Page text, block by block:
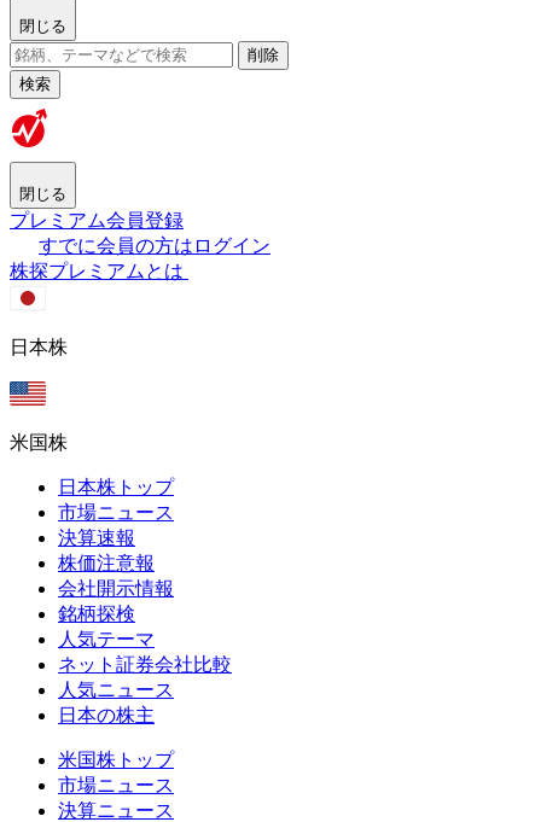
閉じる
削除
検索
閉じる
プレミアム会員登録
すでに会員の方はログイン
株探プレミアムとは
日本株
米国株
日本株トップ
市場ニュース
決算速報
株価注意報
会社開示情報
銘柄探検
人気テーマ
ネット証券会社比較
人気ニュース
日本の株主
米国株トップ
市場ニュース
決算ニュース